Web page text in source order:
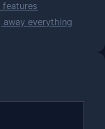
features
everything